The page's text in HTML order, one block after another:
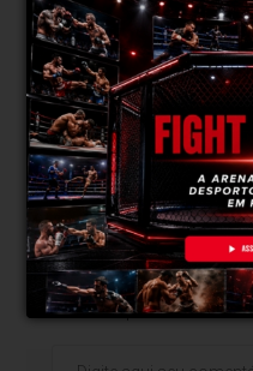
🎟️ Entrada livre
Clique aqui e faça
* O conteúdo de cada
realizá-lo. Nos reservamos ao
comentários em desacordo
contenham palavras ofensivas.